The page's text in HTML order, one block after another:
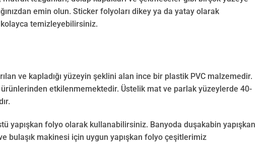
emin olun. Sticker folyoları dikey ya da yatay olarak
temizleyebilirsiniz.
ve kapladığı yüzeyin şeklini alan ince bir plastik PVC malzemedir.
etkilenmemektedir. Üstelik mat ve parlak yüzeylerde 40-
yapışkan folyo olarak kullanabilirsiniz. Banyoda duşakabin yapışkan
bulaşık makinesi için uygun yapışkan folyo çeşitlerimiz